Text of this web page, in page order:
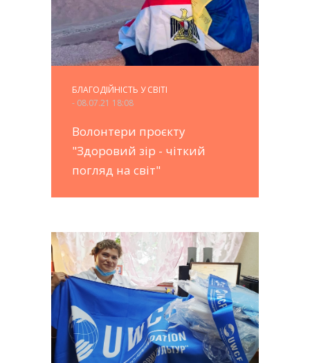
БЛАГОДІЙНІСТЬ У СВІТІ
- 08.07.21 18:08
Волонтери проєкту
"Здоровий зір - чіткий
погляд на світ"